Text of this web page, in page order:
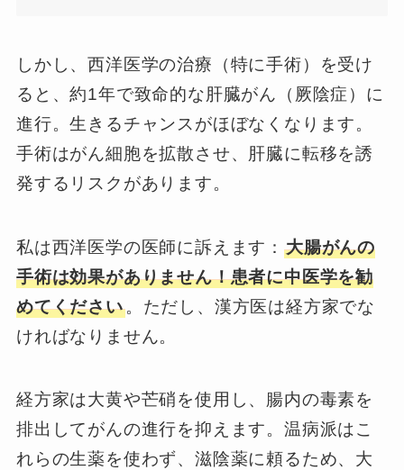
しかし、西洋医学の治療（特に手術）を受け
ると、約1年で致命的な肝臓がん（厥陰症）に
進行。生きるチャンスがほぼなくなります。
手術はがん細胞を拡散させ、肝臓に転移を誘
発するリスクがあります。
私は西洋医学の医師に訴えます：大腸がんの
手術は効果がありません！患者に中医学を勧
めてください。ただし、漢方医は経方家でな
ければなりません。
経方家は大黄や芒硝を使用し、腸内の毒素を
排出してがんの進行を抑えます。温病派はこ
れらの生薬を使わず、滋陰薬に頼るため、大